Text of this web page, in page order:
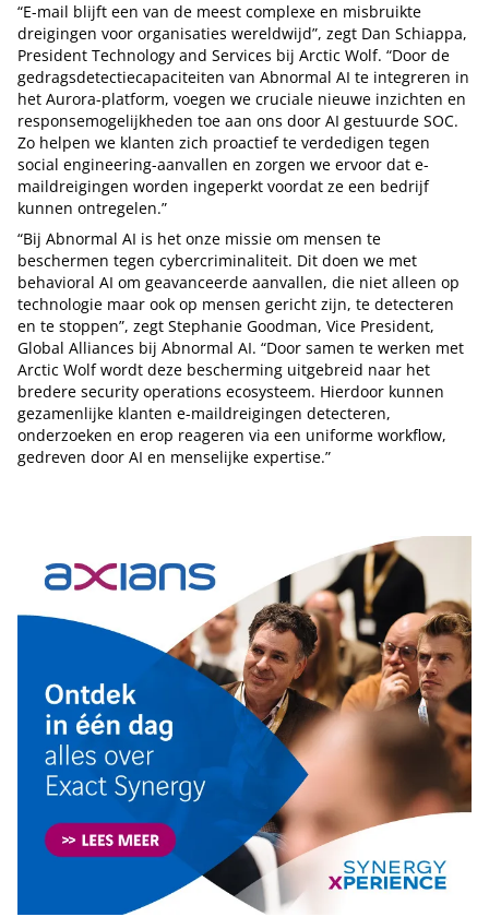
“E-mail blijft een van de meest complexe en misbruikte
dreigingen voor organisaties wereldwijd”, zegt Dan Schiappa,
President Technology and Services bij Arctic Wolf. “Door de
gedragsdetectiecapaciteiten van Abnormal AI te integreren in
het Aurora-platform, voegen we cruciale nieuwe inzichten en
responsemogelijkheden toe aan ons door AI gestuurde SOC.
Zo helpen we klanten zich proactief te verdedigen tegen
social engineering-aanvallen en zorgen we ervoor dat e-
maildreigingen worden ingeperkt voordat ze een bedrijf
kunnen ontregelen.”
“Bij Abnormal AI is het onze missie om mensen te
beschermen tegen cybercriminaliteit. Dit doen we met
behavioral AI om geavanceerde aanvallen, die niet alleen op
technologie maar ook op mensen gericht zijn, te detecteren
en te stoppen”, zegt Stephanie Goodman, Vice President,
Global Alliances bij Abnormal AI. “Door samen te werken met
Arctic Wolf wordt deze bescherming uitgebreid naar het
bredere security operations ecosysteem. Hierdoor kunnen
gezamenlijke klanten e-maildreigingen detecteren,
onderzoeken en erop reageren via een uniforme workflow,
gedreven door AI en menselijke expertise.”